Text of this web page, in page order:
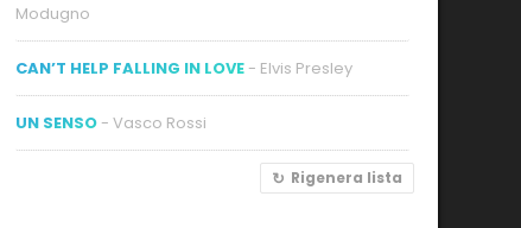
Modugno
CAN’T HELP FALLING IN LOVE - Elvis Presley
UN SENSO - Vasco Rossi
Rigenera lista